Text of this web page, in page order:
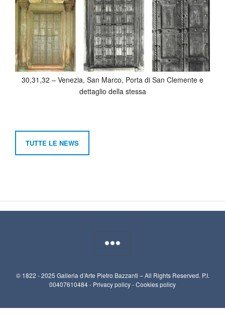
30,31,32 – Venezia, San Marco, Porta di San Clemente e
dettaglio della stessa
TUTTE LE NEWS
© 1822 - 2025 Galleria d’Arte Pietro Bazzanti – All Rights Reserved. P.I.
00407610484 - Privacy policy-Cookies policy